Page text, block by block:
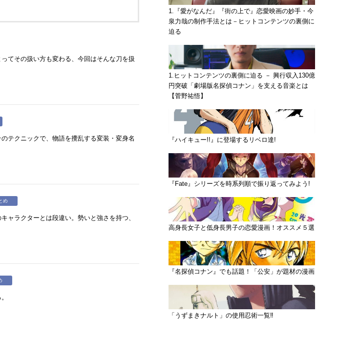
てその扱い方も変わる、今回はそんな刀を扱
テクニックで、物語を攪乱する変装・変身名
め
ャラクターとは段違い。勢いと強さを持つ、
1.『愛がなんだ』『街の上で』恋愛映画の妙手・今
泉力哉の制作手法とは－ヒットコンテンツの裏側に
迫る
1.ヒットコンテンツの裏側に迫る － 興行収入130億
円突破「劇場版名探偵コナン」を支える音楽とは
【菅野祐悟】
『ハイキュー!!』に登場するリベロ達!
『Fate』シリーズを時系列順で振り返ってみよう!
高身長女子と低身長男子の恋愛漫画！オススメ５選
『名探偵コナン』でも話題！「公安」が題材の漫画
「うずまきナルト」の使用忍術一覧‼